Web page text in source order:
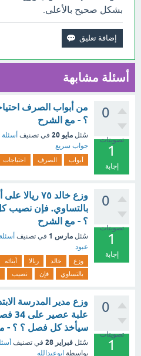
بشكل صحيح بالأعلى.
أسئلة مشابهة
0
تصويتات
1
إجابة
من أبواب الصرف
؟ - مع الشرح
سُئل مايو 20 في تصنيف أسئلة
جواب سريع
أبواب الصرف احتياجات
0
تصويتات
1
إجابة
وزع خالد ٧٥
بالتساوي. فإن نصيب
؟ - مع الشرح
سُئل مارس 1 في تصنيف
عبود
وزع خالد ريالا أبنائه
بالتساوي
فإن نصيب
0
تصويتات
1
علبة
سيأخذ كل فصل ؟ ؟ -
سُئل فبراير 28 في تصنيف
بواسطة ابوعبدالله